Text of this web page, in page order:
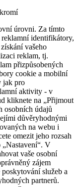
úrovni. Za tímto
identifikátory,
vašeho
reklam, tj.
přizpůsobených
cookie a mobilní
jak pro
aktivity - v
kliknete na „Přijmout
osobních údajů
důvěryhodnými
na webu i
omezit jeho rozsah
„Nastavení“. V
vaše osobní
zájem
služeb a
partnerů.